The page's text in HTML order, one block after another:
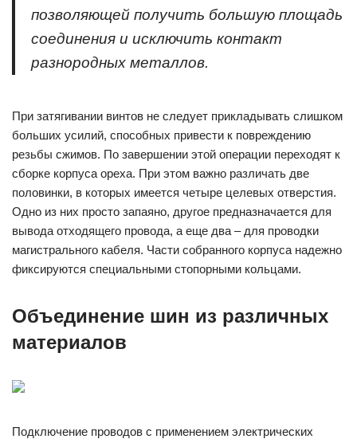
позволяющей получить большую площадь
соединения и исключить контакт
разнородных металлов.
При затягивании винтов не следует прикладывать слишком
больших усилий, способных привести к повреждению
резьбы сжимов. По завершении этой операции переходят к
сборке корпуса ореха. При этом важно различать две
половинки, в которых имеется четыре целевых отверстия.
Одно из них просто запаяно, другое предназначается для
вывода отходящего провода, а еще два – для проводки
магистрального кабеля. Части собранного корпуса надежно
фиксируются специальными стопорными кольцами.
Объединение шин из различных
материалов
Подключение проводов с применением электрических